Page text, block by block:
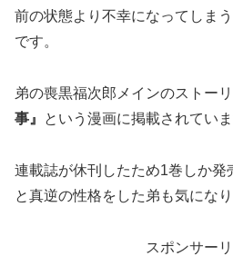
前の状態より不幸になってしま
です。
弟の喪黒福次郎メインのストー
事』
という漫画に掲載されていま
連載誌が休刊したため1巻しか発
と真逆の性格をした弟も気になり
スポンサー